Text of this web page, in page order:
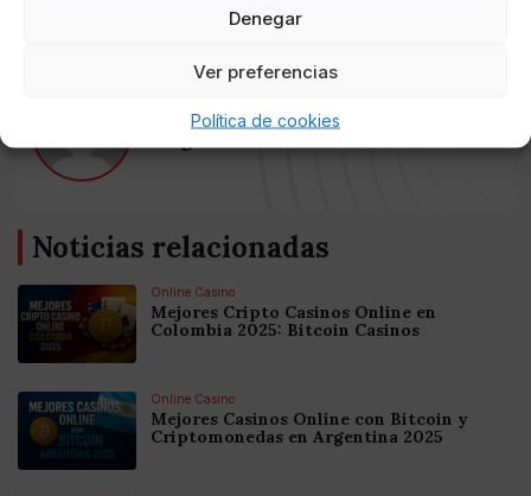
Denegar
Ver preferencias
Política de cookies
AUTOR
Miguel P. Montes
Noticias relacionadas
Online Casino
Mejores Cripto Casinos Online en
Colombia 2025: Bitcoin Casinos
Online Casino
Mejores Casinos Online con Bitcoin y
Criptomonedas en Argentina 2025